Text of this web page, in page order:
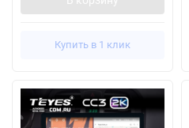
Купить в 1 клик